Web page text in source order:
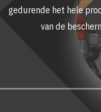
gedurende het hele
van de